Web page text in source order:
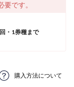
です。
・1券種まで
購入方法について